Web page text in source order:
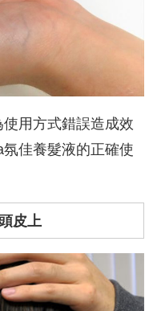
用方式錯誤造成效
佳養髮液的正確使
皮上